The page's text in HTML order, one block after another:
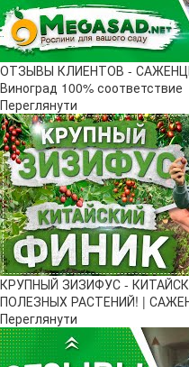
ОТЗЫВЫ КЛИЕНТОВ -
Виноград 100% соответствие
Переглянути
КРУПНЫЙ ЗИЗИФУС -
ПОЛЕЗНЫХ РАСТЕНИЙ! |
Переглянути